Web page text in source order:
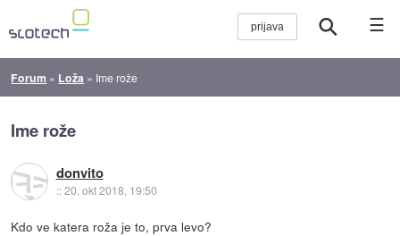
☰
Forum » Loža » Ime rože
Ime rože
donvito
::20. okt 2018, 19:50
Kdo ve katera roža je to, prva levo?